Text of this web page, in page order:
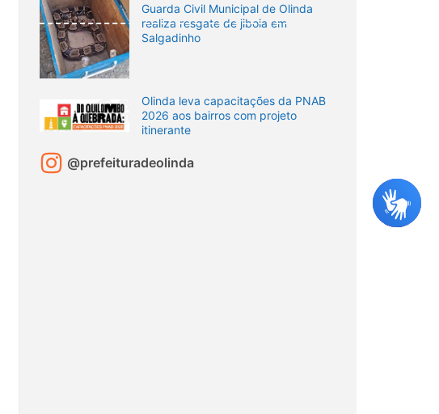
Guarda Civil Municipal de Olinda
realiza resgate de jiboia em
Salgadinho
Olinda leva capacitações da PNAB
2026 aos bairros com projeto
itinerante
@prefeituradeolinda